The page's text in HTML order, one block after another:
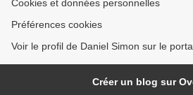
Cookies et données personnelles
Préférences cookies
Voir le profil de Daniel Simon sur le
Créer un blog sur